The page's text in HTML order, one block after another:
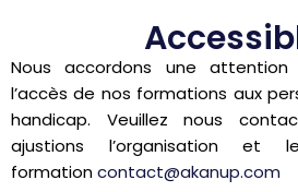
Nous accordons une
l’accès de nos formations aux
handicap. Veuillez nous
ajustions l’organisation
formationcontact@akanup.com